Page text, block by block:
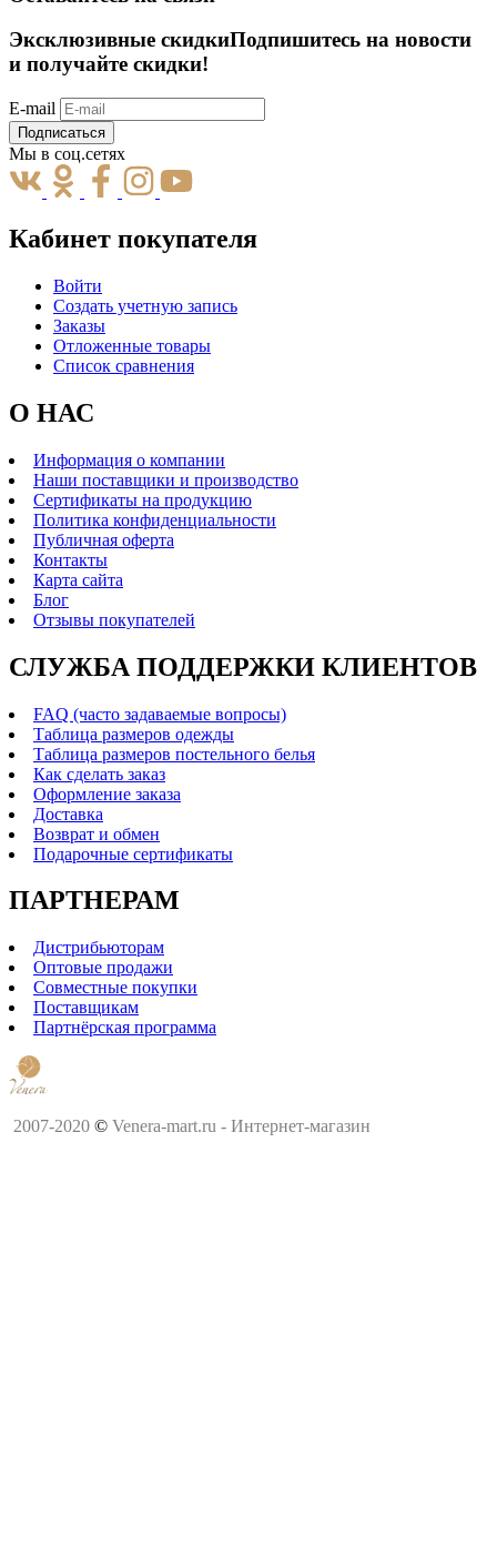
Эксклюзивные скидкиПодпишитесь на новости
и получайте скидки!
E-mail
Подписаться
Мы в соц.сетях
Кабинет покупателя
Войти
Создать учетную запись
Заказы
Отложенные товары
Список сравнения
О НАС
Информация о компании
Наши поставщики и производство
Сертификаты на продукцию
Политика конфиденциальности
Публичная оферта
Контакты
Карта сайта
Блог
Отзывы покупателей
СЛУЖБА ПОДДЕРЖКИ КЛИЕНТОВ
FAQ (часто задаваемые вопросы)
Таблица размеров одежды
Таблица размеров постельного белья
Как сделать заказ
Оформление заказа
Доставка
Возврат и обмен
Подарочные сертификаты
ПАРТНЕРАМ
Дистрибьюторам
Оптовые продажи
Совместные покупки
Поставщикам
Партнёрская программа
2007-2020 © Venera-mart.ru - Интернет-магазин